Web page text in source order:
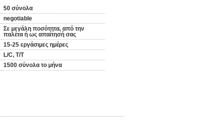
50 σύνολα
negotiable
Σε μεγάλη ποσότητα, από την
παλέτα ή ως απαίτησή σας
15-25 εργάσιμες ημέρες
L/C, T/T
1500 σύνολα το μήνα